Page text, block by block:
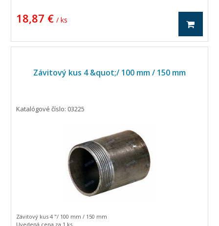
18,87 € / ks
Závitový kus 4 &quot;/ 100 mm / 150 mm
Katalógové číslo: 03225
Závitový kus 4 "/ 100 mm / 150 mm
Uvedená cena za 1 ks.